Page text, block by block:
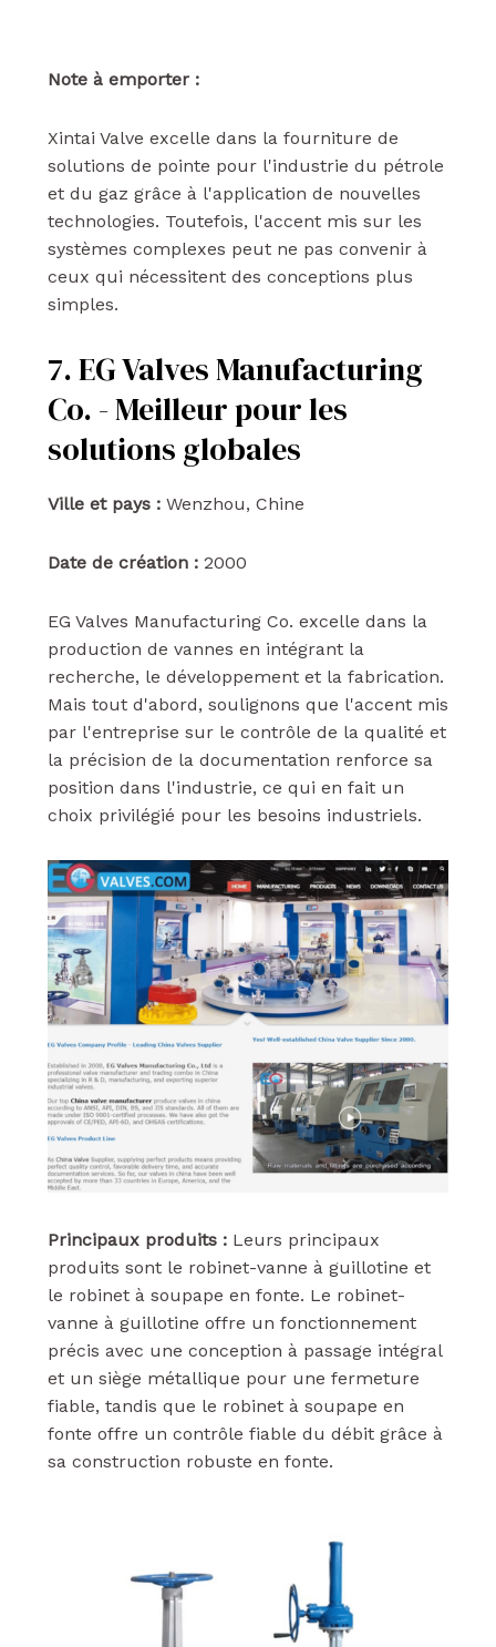
Note à emporter :
Xintai Valve excelle dans la fourniture de
solutions de pointe pour l'industrie du pétrole
et du gaz grâce à l'application de nouvelles
technologies. Toutefois, l'accent mis sur les
systèmes complexes peut ne pas convenir à
ceux qui nécessitent des conceptions plus
simples.
7. EG Valves Manufacturing
Co. - Meilleur pour les
solutions globales
Ville et pays :Wenzhou, Chine
Date de création :2000
EG Valves Manufacturing Co. excelle dans la
production de vannes en intégrant la
recherche, le développement et la fabrication.
Mais tout d'abord, soulignons que l'accent mis
par l'entreprise sur le contrôle de la qualité et
la précision de la documentation renforce sa
position dans l'industrie, ce qui en fait un
choix privilégié pour les besoins industriels.
Principaux produits :Leurs principaux
produits sont le robinet-vanne à guillotine et
le robinet à soupape en fonte. Le robinet-
vanne à guillotine offre un fonctionnement
précis avec une conception à passage intégral
et un siège métallique pour une fermeture
fiable, tandis que le robinet à soupape en
fonte offre un contrôle fiable du débit grâce à
sa construction robuste en fonte.